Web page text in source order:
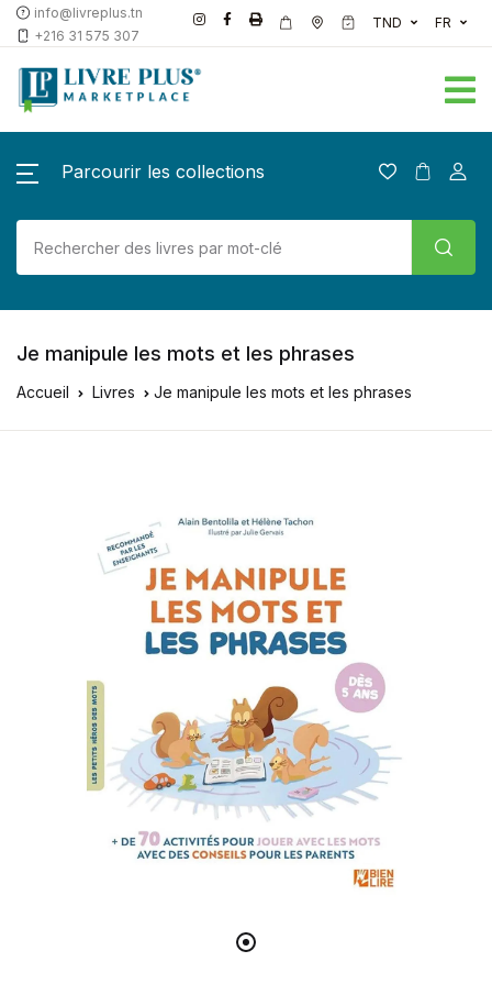
info@livreplus.tn
+216 31 575 307
TND FR
Parcourir les collections
Je manipule les mots et les phrases
Accueil Livres Je manipule les mots et les phrases